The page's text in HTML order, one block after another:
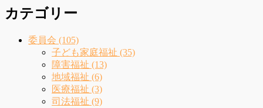
送
カテゴリー
委員会 (105)
子ども家庭福祉 (35)
障害福祉 (13)
地域福祉 (6)
医療福祉 (3)
司法福祉 (9)